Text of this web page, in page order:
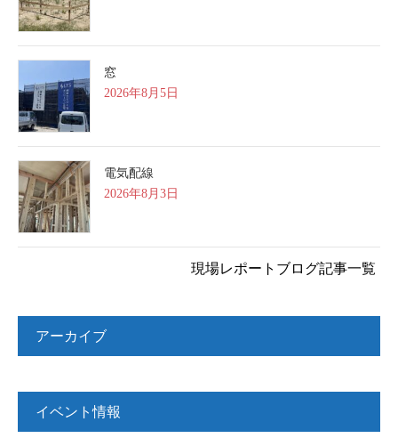
窓
2026年8月5日
電気配線
2026年8月3日
現場レポートブログ記事一覧
アーカイブ
イベント情報